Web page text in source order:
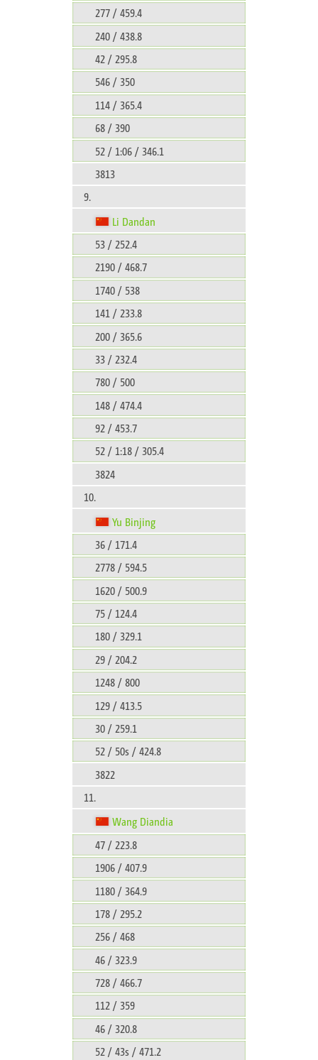
277 / 459.4
240 / 438.8
42 / 295.8
546 / 350
114 / 365.4
68 / 390
52 / 1:06 / 346.1
3813
9.
Li Dandan
53 / 252.4
2190 / 468.7
1740 / 538
141 / 233.8
200 / 365.6
33 / 232.4
780 / 500
148 / 474.4
92 / 453.7
52 / 1:18 / 305.4
3824
10.
Yu Binjing
36 / 171.4
2778 / 594.5
1620 / 500.9
75 / 124.4
180 / 329.1
29 / 204.2
1248 / 800
129 / 413.5
30 / 259.1
52 / 50s / 424.8
3822
11.
Wang Diandia
47 / 223.8
1906 / 407.9
1180 / 364.9
178 / 295.2
256 / 468
46 / 323.9
728 / 466.7
112 / 359
46 / 320.8
52 / 43s / 471.2